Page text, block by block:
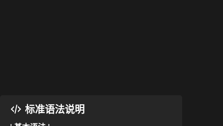
标准语法说明